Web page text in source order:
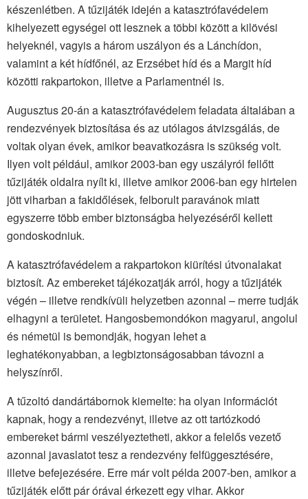
készenlétben. A tűzijáték idején a katasztrófavédelem
kihelyezett egységei ott lesznek a többi között a kilövési
helyeknél, vagyis a három uszályon és a Lánchídon,
valamint a két hídfőnél, az Erzsébet híd és a Margit híd
közötti rakpartokon, illetve a Parlamentnél is.
Augusztus 20-án a katasztrófavédelem feladata általában a
rendezvények biztosítása és az utólagos átvizsgálás, de
voltak olyan évek, amikor beavatkozásra is szükség volt.
Ilyen volt például, amikor 2003-ban egy uszályról fellőtt
tűzijáték oldalra nyílt ki, illetve amikor 2006-ban egy hirtelen
jött viharban a fakidőlések, felborult paravánok miatt
egyszerre több ember biztonságba helyezéséről kellett
gondoskodniuk.
A katasztrófavédelem a rakpartokon kiürítési útvonalakat
biztosít. Az embereket tájékozatják arról, hogy a tűzijáték
végén – illetve rendkívüli helyzetben azonnal – merre tudják
elhagyni a területet. Hangosbemondókon magyarul, angolul
és németül is bemondják, hogyan lehet a
leghatékonyabban, a legbiztonságosabban távozni a
helyszínről.
A tűzoltó dandártábornok kiemelte: ha olyan információt
kapnak, hogy a rendezvényt, illetve az ott tartózkodó
embereket bármi veszélyeztetheti, akkor a felelős vezető
azonnal javaslatot tesz a rendezvény felfüggesztésére,
illetve befejezésére. Erre már volt példa 2007-ben, amikor a
tűzijáték előtt pár órával érkezett egy vihar. Akkor